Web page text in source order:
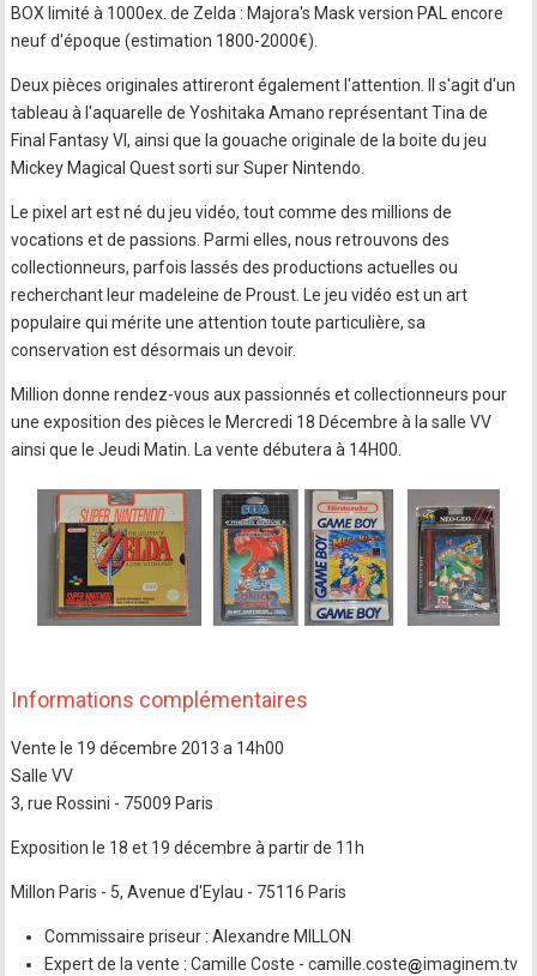
BOX limité à 1000ex. de Zelda : Majora's Mask version PAL encore
neuf d'époque (estimation 1800-2000€).
Deux pièces originales attireront également l'attention. Il s'agit d'un
tableau à l'aquarelle de Yoshitaka Amano représentant Tina de
Final Fantasy VI, ainsi que la gouache originale de la boite du jeu
Mickey Magical Quest sorti sur Super Nintendo.
Le pixel art est né du jeu vidéo, tout comme des millions de
vocations et de passions. Parmi elles, nous retrouvons des
collectionneurs, parfois lassés des productions actuelles ou
recherchant leur madeleine de Proust. Le jeu vidéo est un art
populaire qui mérite une attention toute particulière, sa
conservation est désormais un devoir.
Million donne rendez-vous aux passionnés et collectionneurs pour
une exposition des pièces le Mercredi 18 Décembre à la salle VV
ainsi que le Jeudi Matin. La vente débutera à 14H00.
Informations complémentaires
Vente le 19 décembre 2013 a 14h00
Salle VV
3, rue Rossini - 75009 Paris
Exposition le 18 et 19 décembre à partir de 11h
Millon Paris - 5, Avenue d'Eylau - 75116 Paris
Commissaire priseur : Alexandre MILLON
Expert de la vente : Camille Coste - camille.coste
imaginem.tv